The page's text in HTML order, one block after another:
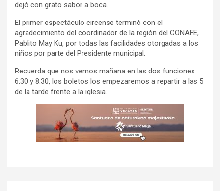
dejó con grato sabor a boca.
El primer espectáculo circense terminó con el
agradecimiento del coordinador de la región del CONAFE,
Pablito May Ku, por todas las facilidades otorgadas a los
niños por parte del Presidente municipal.
Recuerda que nos vemos mañana en las dos funciones
6:30 y 8:30, los boletos los empezaremos a repartir a las 5
de la tarde frente a la iglesia.